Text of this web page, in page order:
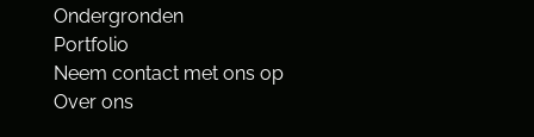
Ondergronden
Portfolio
Neem contact met ons op
Over ons